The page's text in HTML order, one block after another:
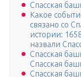
Спасская
Какое
связано со
истории:
назвали
Спасская
Спасская
Спасская